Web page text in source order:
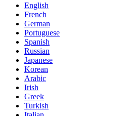
English
French
German
Portuguese
Spanish
Russian
Japanese
Korean
Arabic
Irish
Greek
Turkish